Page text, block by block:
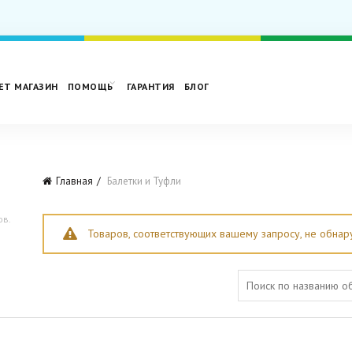
МАГАЗИН ПОМОЩЬ ГАРАНТИЯ БЛОГ
Главная Балетки и Туфли
Товаров, соответствующих вашему запросу, не